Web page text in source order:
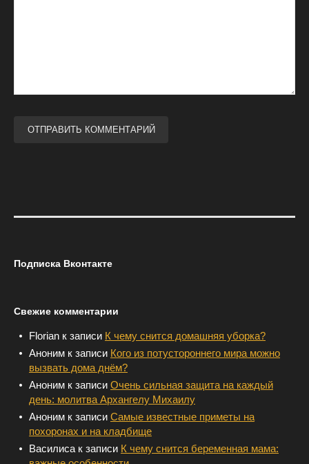
Подписка Вконтакте
Свежие комментарии
Florian к записи К чему снится домашняя уборка?
Аноним к записи Кого из потустороннего мира можно
вызвать дома днём?
Аноним к записи Очень сильная защита на каждый
день: молитва Архангелу Михаилу
Аноним к записи Самые известные приметы на
похоронах и на кладбище
Василисак записи К чему снится беременная мама: